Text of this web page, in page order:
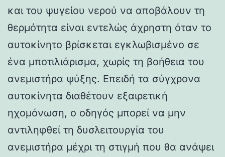
και του ψυγείου νερού να αποβάλουν τη
θερμότητα είναι εντελώς άχρηστη όταν το
αυτοκίνητο βρίσκεται εγκλωβισμένο σε
ένα μποτιλιάρισμα, χωρίς τη βοήθεια του
ανεμιστήρα ψύξης. Επειδή τα σύγχρονα
αυτοκίνητα διαθέτουν εξαιρετική
ηχομόνωση, ο οδηγός μπορεί να μην
αντιληφθεί τη δυσλειτουργία του
ανεμιστήρα μέχρι τη στιγμή που θα ανάψει